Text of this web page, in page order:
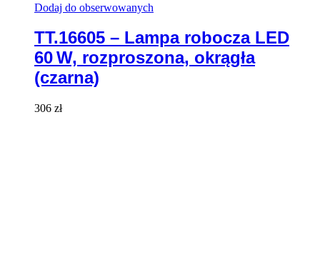
Dodaj do obserwowanych
TT.16605 – Lampa robocza LED
60 W, rozproszona, okrągła
(czarna)
306 zł